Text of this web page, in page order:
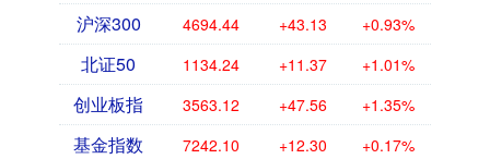
沪深300 4694.44 +43.13 +0.93%
北证50 1134.24 +11.37 +1.01%
创业板指 3563.12 +47.56 +1.35%
基金指数 7242.10 +12.30 +0.17%